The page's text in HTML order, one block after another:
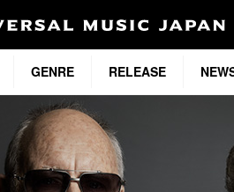
GENRE RELEASE